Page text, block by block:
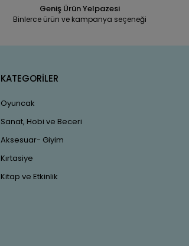
Geniş Ürün Yelpazesi
Binlerce ürün ve kampanya seçeneği
KATEGORİLER
Oyuncak
Sanat, Hobi ve Beceri
Aksesuar- Giyim
Kırtasiye
Kitap ve Etkinlik